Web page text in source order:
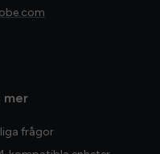
mer
frågor